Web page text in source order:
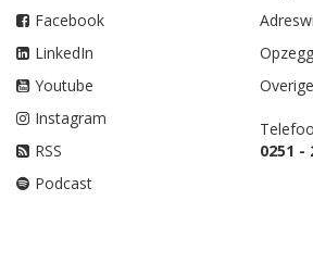
Facebook
LinkedIn
Youtube
Instagram
RSS
Podcast
0251 -